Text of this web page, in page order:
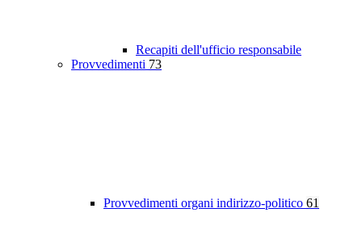
Recapiti dell'ufficio responsabile
Provvedimenti 73
Provvedimenti organi indirizzo-politico 61